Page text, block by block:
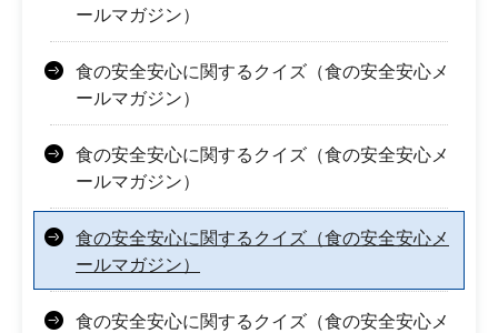
ールマガジン）
食の安全安心に関するクイズ（食の安全安心メ
ールマガジン）
食の安全安心に関するクイズ（食の安全安心メ
ールマガジン）
食の安全安心に関するクイズ（食の安全安心メ
ールマガジン）
食の安全安心に関するクイズ（食の安全安心メ